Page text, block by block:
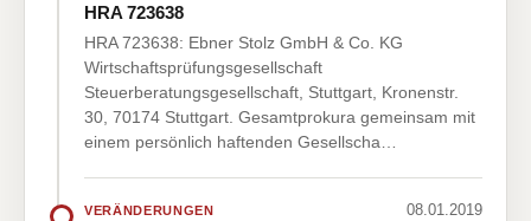
HRA 723638
HRA 723638: Ebner Stolz GmbH & Co. KG
Wirtschaftsprüfungsgesellschaft
Steuerberatungsgesellschaft, Stuttgart, Kronenstr.
30, 70174 Stuttgart. Gesamtprokura gemeinsam mit
einem persönlich haftenden Gesellscha…
VERÄNDERUNGEN 08.01.2019